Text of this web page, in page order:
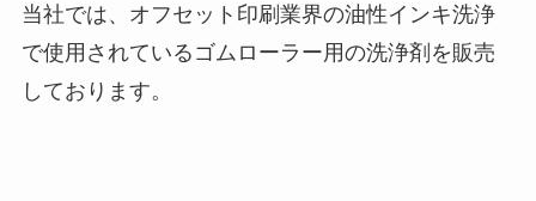
当社では、オフセット印刷業界の油性インキ洗浄
で使用されているゴムローラー用の洗浄剤を販売
しております。